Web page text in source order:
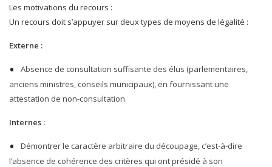
Les motivations du recours :
Un recours doit s’appuyer sur deux types de moyens de légalité :
Externe :
Absence de consultation suffisante des élus (parlementaires,
anciens ministres, conseils municipaux), en fournissant une
attestation de non-consultation.
Internes :
Démontrer le caractère arbitraire du découpage, c’est-à-dire
l’absence de cohérence des critères qui ont présidé à son